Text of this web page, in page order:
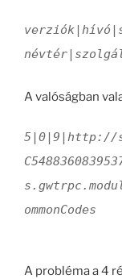
A valóságban
5|0|9|http://
ommonCodes
A probléma a 4